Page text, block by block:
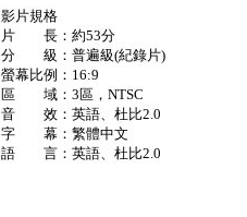
影片規格
片 長：約53分
分 級：普遍級(紀錄片)
螢幕比例：16:9
區 域：3區，NTSC
音 效：英語、杜比2.0
字 幕：繁體中文
語 言：英語、杜比2.0